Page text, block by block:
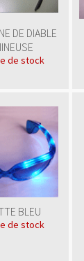
DE DIABLE
de stock
BLEU
de stock